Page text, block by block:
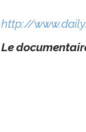
http://
Le